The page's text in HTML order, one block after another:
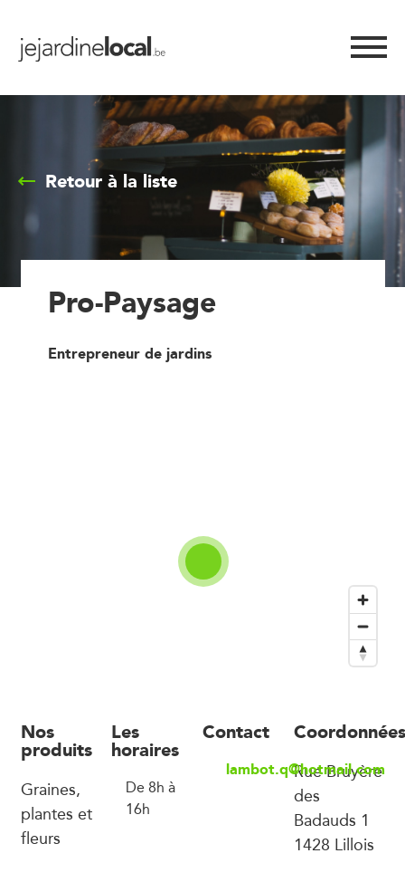
Retour à la liste
Pro-Paysage
Entrepreneur de jardins
Nos
produits
Graines,
plantes et
fleurs
Les
horaires
De 8h à
16h
Contact
lambot.q@hotmail.com
Coordonnées
Rue Bruyère
des
Badauds 1
1428 Lillois